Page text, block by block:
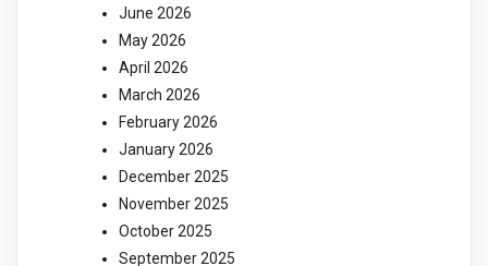
June 2026
May 2026
April 2026
March 2026
February 2026
January 2026
December 2025
November 2025
October 2025
September 2025